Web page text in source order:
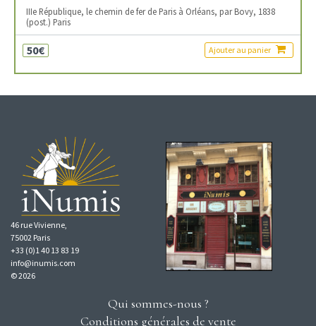
IIIe République, le chemin de fer de Paris à Orléans, par Bovy, 1838
(post.) Paris
50€ Ajouter au panier
46 rue Vivienne,
75002 Paris
+33 (0)1 40 13 83 19
info@inumis.com
© 2026
Qui sommes-nous ?
Conditions générales de vente